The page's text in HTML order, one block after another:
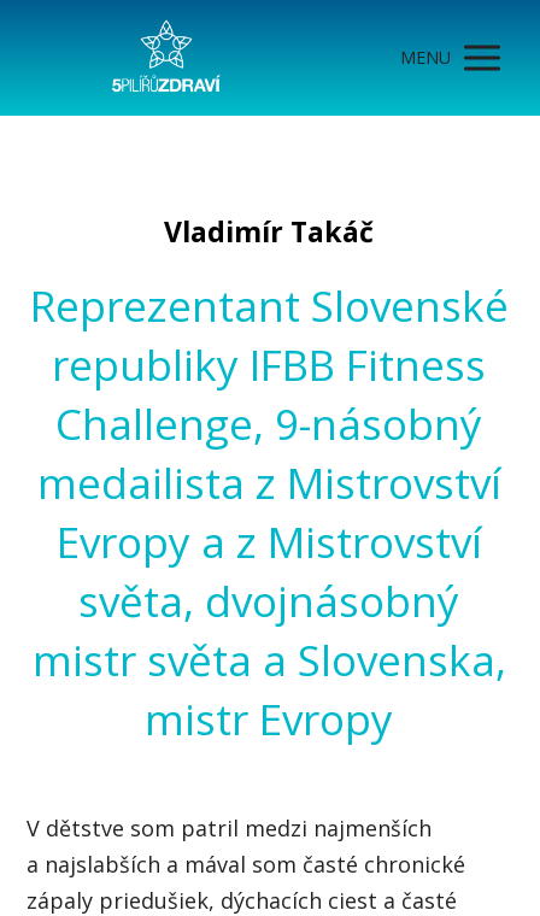
MENU
Vladimír Takáč
Reprezentant Slovenské
republiky IFBB Fitness
Challenge, 9-násobný
medailista z Mistrovství
Evropy a z Mistrovství
světa, dvojnásobný
mistr světa a Slovenska,
mistr Evropy
V dětstve som patril medzi najmenších
a najslabších a mával som časté chronické
zápaly priedušiek, dýchacích ciest a časté